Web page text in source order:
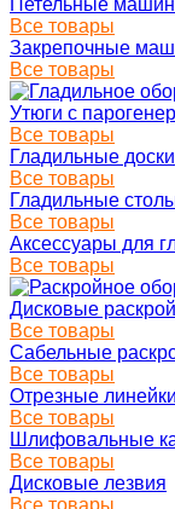
Петельные
Все товары
Закрепочные
Все товары
Утюги с
Все товары
Гладильные доски
Все товары
Гладильные
Все товары
Аксессуары для
Все товары
Дисковые
Все товары
Сабельные
Все товары
Отрезные линейки
Все товары
Шлифовальные
Все товары
Дисковые лезвия
Все товары